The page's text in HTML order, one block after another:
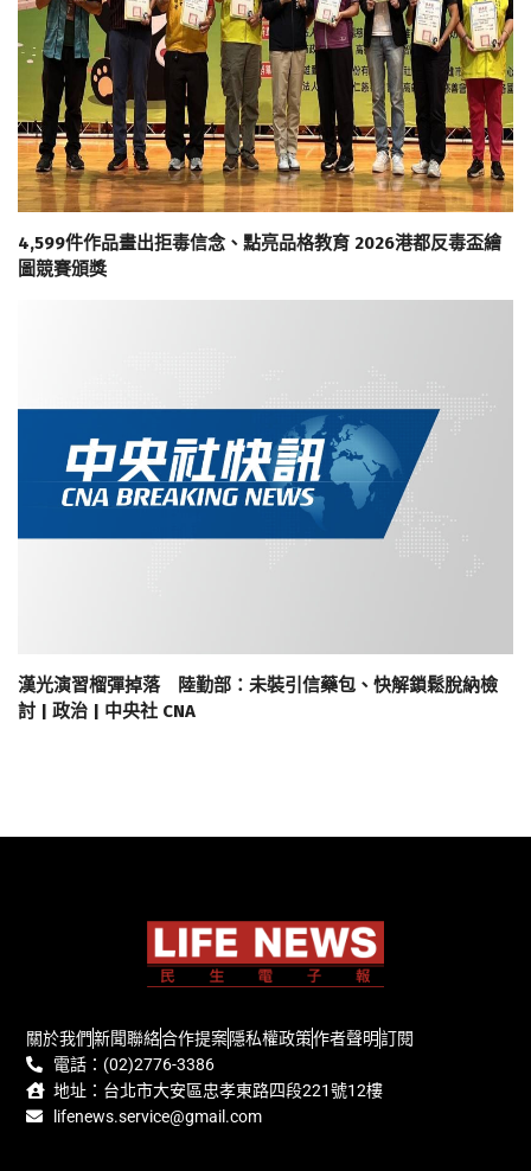
4,599件作品畫出拒毒信念、點亮品格教育 2026港都反毒盃繪
圖競賽頒獎
漢光演習榴彈掉落 陸勤部：未裝引信藥包、快解鎖鬆脫納檢
討 | 政治 | 中央社 CNA
關於我們新聞聯絡合作提案隱私權政策作者聲明訂閱
電話：(02)2776-3386
地址：台北市大安區忠孝東路四段221號12樓
lifenews.service@gmail.com